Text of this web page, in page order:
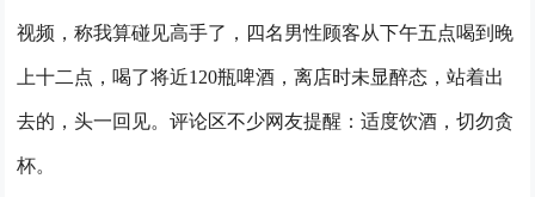
视频，称我算碰见高手了，四名男性顾客从下午五点喝到晚
上十二点，喝了将近120瓶啤酒，离店时未显醉态，站着出
去的，头一回见。评论区不少网友提醒：适度饮酒，切勿贪
杯。